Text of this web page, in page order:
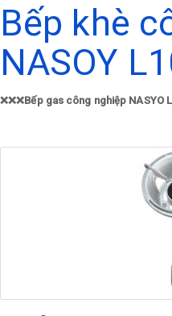
Bếp khè
NASOY
❌❌❌Bếp gas công nghiệp NASYO